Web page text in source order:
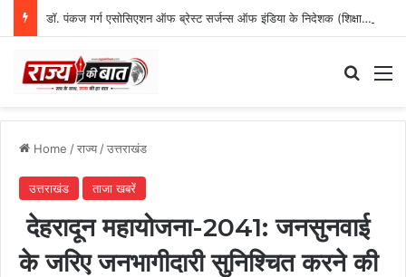
डॉ. पंकज गर्ग एसोसिएशन ऑफ ब्रेस्ट सर्जन्स ऑफ इंडिया के निदेशक (शिक्षा), उत्तर क्षेत्र निर्वाचित
Home /राज्य/उत्तराखंड
उत्तराखंड ताजा खबरें
देहरादून महायोजना-2041: जनसुनवाई
के जरिए जनभागीदारी सुनिश्चित करने की